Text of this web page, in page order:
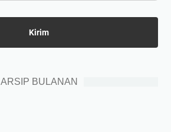
ARSIP BULANAN